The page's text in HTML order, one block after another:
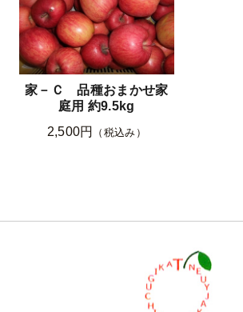
家－Ｃ 品種おまかせ家
庭用 約9.5kg
2,500円
（税込み）